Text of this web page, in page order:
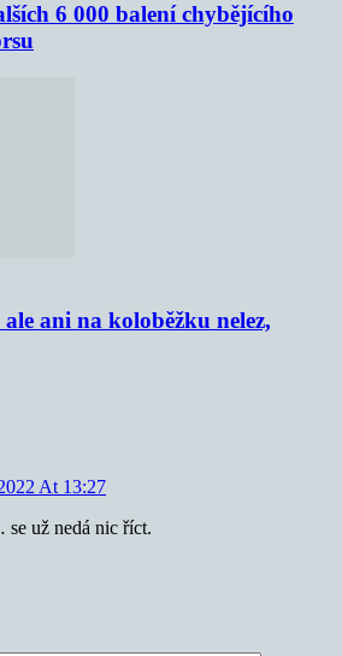
6 000 balení chybějícího
ani na koloběžku nelez,
At 13:27
už nedá nic říct.